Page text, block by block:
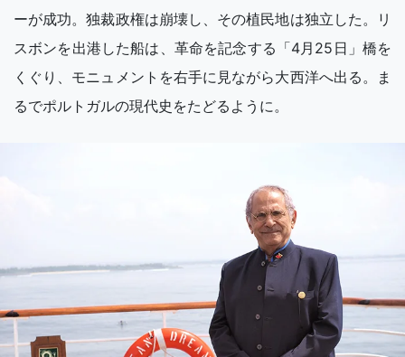
ーが成功。独裁政権は崩壊し、その植民地は独立した。リ
スボンを出港した船は、革命を記念する「4月25日」橋を
くぐり、モニュメントを右手に見ながら大西洋へ出る。ま
るでポルトガルの現代史をたどるように。